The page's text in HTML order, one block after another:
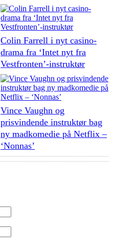
Colin Farrell i nyt casino-
drama fra ‘Intet nyt fra
Vestfronten’-instruktør
Vince Vaughn og
prisvindende instruktør bag
ny madkomedie på Netflix –
‘Nonnas’